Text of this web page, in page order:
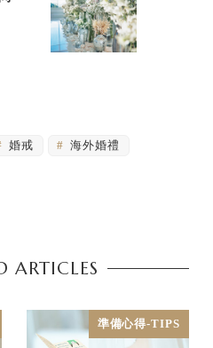
婚戒
海外婚禮
ARTICLES
準備心得-TIPS